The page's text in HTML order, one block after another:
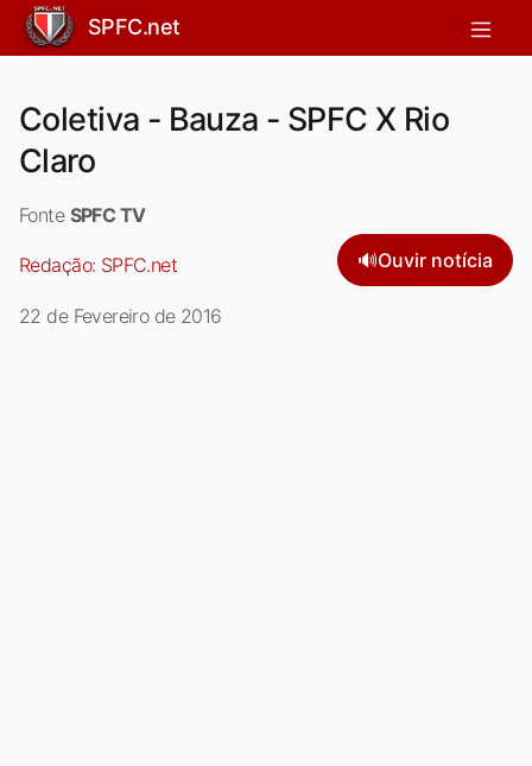
SPFC.net
Coletiva - Bauza - SPFC X Rio
Claro
Fonte SPFC TV
Redação: SPFC.net 🔊Ouvir notícia
22 de Fevereiro de 2016